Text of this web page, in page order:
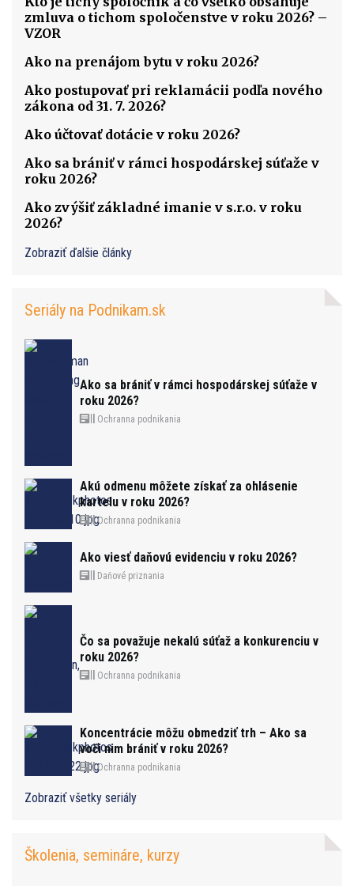
zmluva o tichom spoločenstve v roku 2026? –
VZOR
Ako na prenájom bytu v roku 2026?
Ako postupovať pri reklamácii podľa nového
zákona od 31. 7. 2026?
Ako účtovať dotácie v roku 2026?
Ako sa brániť v rámci hospodárskej súťaže v
roku 2026?
Ako zvýšiť základné imanie v s.r.o. v roku
2026?
Zobraziť ďalšie články
Seriály na Podnikam.sk
Ako sa brániť v rámci hospodárskej súťaže v
roku 2026?
Ochranna podnikania
Akú odmenu môžete získať za ohlásenie
kartelu v roku 2026?
Ochranna podnikania
Ako viesť daňovú evidenciu v roku 2026?
Daňové priznania
Čo sa považuje nekalú súťaž a konkurenciu v
roku 2026?
Ochranna podnikania
Koncentrácie môžu obmedziť trh – Ako sa
voči nim brániť v roku 2026?
Ochranna podnikania
Zobraziť všetky seriály
Školenia, semináre, kurzy